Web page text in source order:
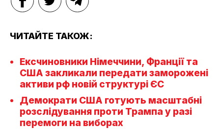
ЧИТАЙТЕ ТАКОЖ:
Ексчиновники Німеччини, Франції та
США закликали передати заморожені
активи рф новій структурі ЄС
Демократи США готують масштабні
розслідування проти Трампа у разі
перемоги на виборах